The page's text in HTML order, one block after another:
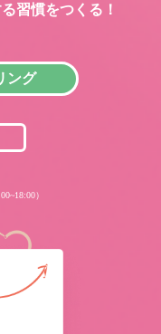
習慣をつくる！
ング
）